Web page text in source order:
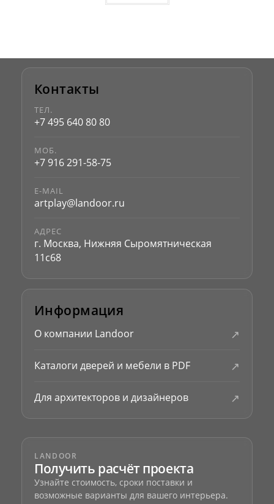
Контакты
ТЕЛ.
+7 495 640 80 80
МОБ.
+7 916 291-58-75
E-MAIL
artplay@landoor.ru
АДРЕС
г. Москва, Нижняя Сыромятническая
11с68
Информация
О компании Landoor ↗
Каталоги дверей и мебели в PDF ↗
Для архитекторов и дизайнеров ↗
LANDOOR
Получить расчёт проекта
Узнайте стоимость, сроки поставки и
возможные варианты для вашего интерьера.